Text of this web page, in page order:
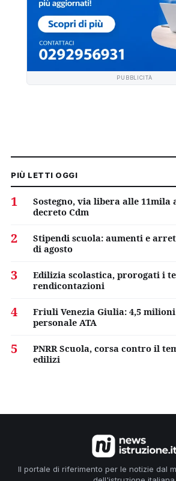
PUBBLICITÀ
PIÙ LETTI OGGI
1
Sostegno, via libera alle 11mila
decreto Cdm
2
Stipendi scuola: aumenti e
di agosto
3
Edilizia scolastica, prorogati i
rendicontazioni
4
Friuli Venezia Giulia: 4,5
personale ATA
5
PNRR Scuola, corsa contro il
edilizi
Il portale di riferimento per le notizie dal